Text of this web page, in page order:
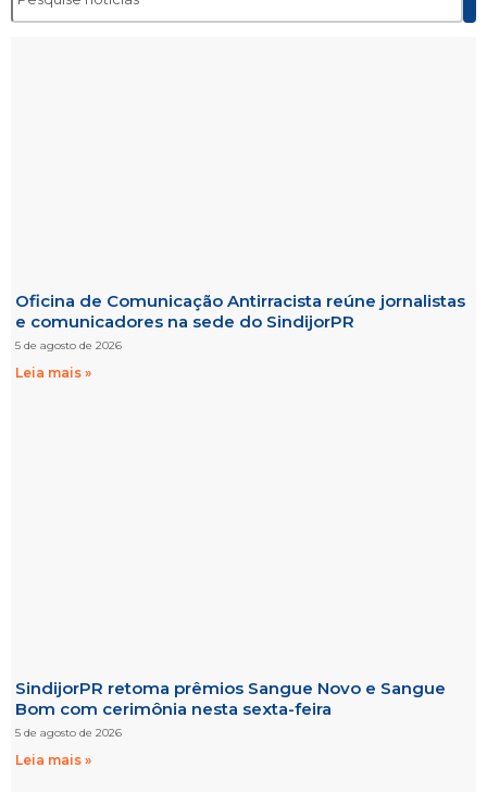
Oficina de Comunicação Antirracista reúne jornalistas
e comunicadores na sede do SindijorPR
5 de agosto de 2026
Leia mais »
SindijorPR retoma prêmios Sangue Novo e Sangue
Bom com cerimônia nesta sexta-feira
5 de agosto de 2026
Leia mais »